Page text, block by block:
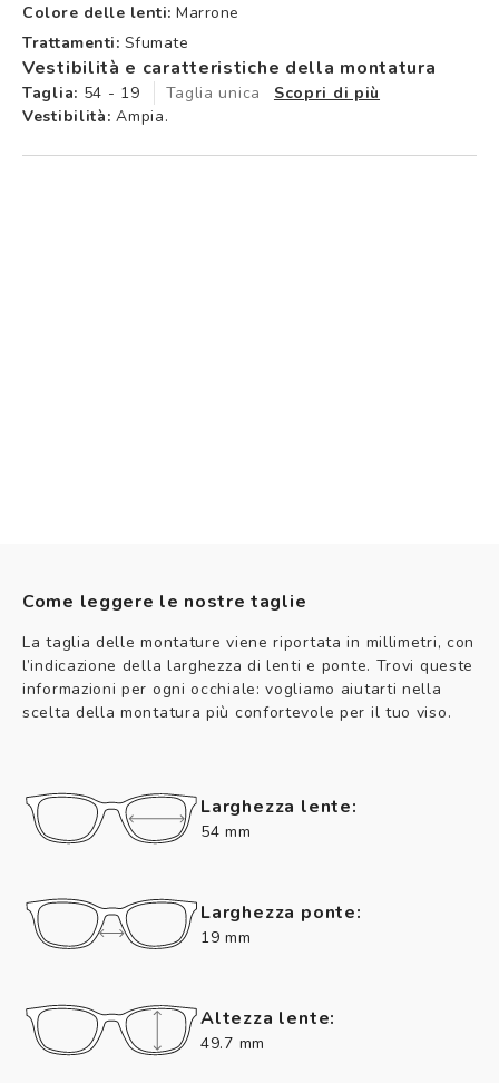
Colore delle lenti: Marrone
Trattamenti: Sfumate
Vestibilità e caratteristiche della montatura
Taglia: 54 - 19 Taglia unica
Scopri di più
Vestibilità: Ampia.
Come leggere le nostre taglie
La taglia delle montature viene riportata in millimetri, con
l’indicazione della larghezza di lenti e ponte. Trovi queste
informazioni per ogni occhiale: vogliamo aiutarti nella
scelta della montatura più confortevole per il tuo viso.
Larghezza lente:
54 mm
Larghezza ponte:
19 mm
Altezza lente:
49.7 mm